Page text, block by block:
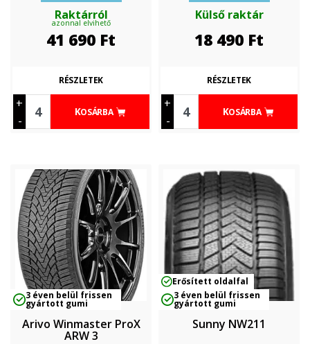
Raktárról
azonnal elvihető
41 690 Ft
+
-
KOSÁRBA
RÉSZLETEK
Külső raktár
18 490 Ft
+
-
KOSÁRBA
RÉSZLETEK
3 éven belül frissen
gyártott gumi
Arivo Winmaster ProX
ARW 3
Erősített oldalfal
3 éven belül frissen
gyártott gumi
Sunny NW211